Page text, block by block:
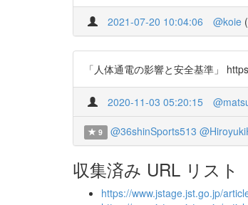
2021-07-20 10:04:06 @koie (
「人体通電の影響と安全基準」
2020-11-03 05:20:15
9 @36shinSports513
収集済み URL リスト
https://www.jstage.jst.go.jp/